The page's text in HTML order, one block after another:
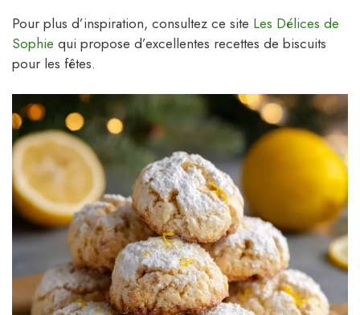
Pour plus d’inspiration, consultez ce site Les Délices de
Sophie qui propose d’excellentes recettes de biscuits
pour les fêtes.